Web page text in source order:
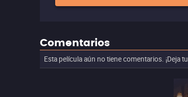
Comentarios
Esta película aún no tiene comentarios. ¡Deja